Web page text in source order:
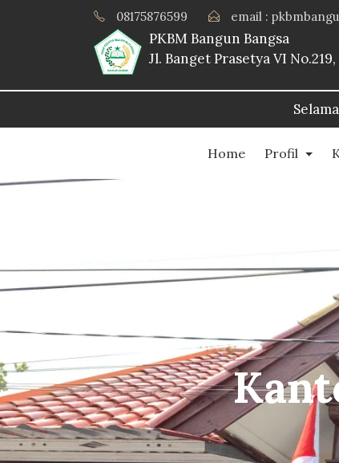
08175876599 email :
PKBM Bangun Bangsa
Jl. Banget Prasetya VI
Selamat Datang Di Website PKBM
Home Profil